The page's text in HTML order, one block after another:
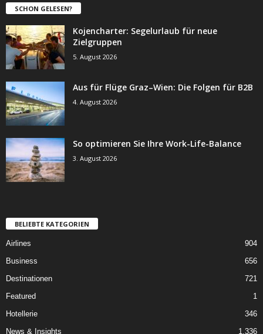
SCHON GELESEN?
Kojencharter: Segelurlaub für neue
Zielgruppen
5. August 2026
Aus für Flüge Graz–Wien: Die Folgen für B2B
4. August 2026
So optimieren Sie Ihre Work-Life-Balance
3. August 2026
BELIEBTE KATEGORIEN
Airlines
904
Business
656
Destinationen
721
Featured
1
Hotellerie
346
News & Insights
1.336